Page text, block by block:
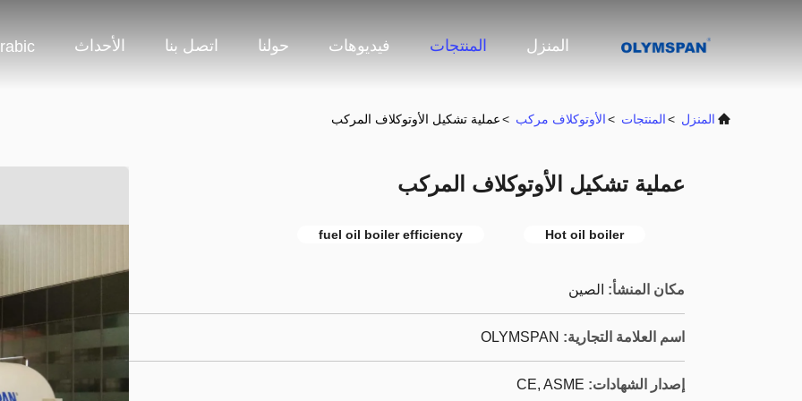
المنزل المنتجات فيديوهات حولنا اتصل بنا الأحداث
المنزل >المنتجات >الأوتوكلاف مركب >عملية تشكيل الأوتوكلاف المركب
عملية تشكيل الأوتوكلاف المركب
Hot oil boiler
fuel oil boiler efficiency
مكان المنشأ: الصين
اسم العلامة التجارية: OLYMSPAN
إصدار الشهادات: CE, ASME